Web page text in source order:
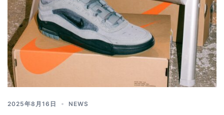
2025年8月16日 NEWS